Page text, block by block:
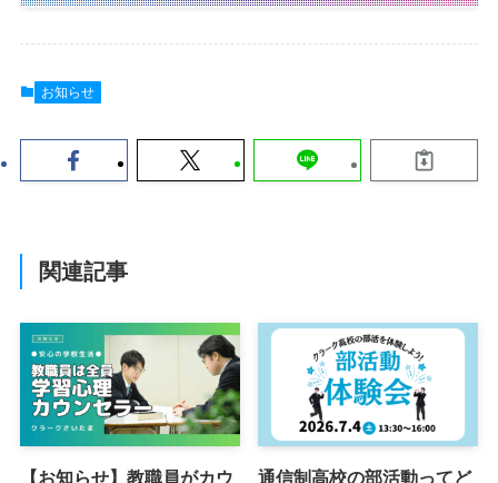
お知らせ
関連記事
【お知らせ】教職員がカウ
通信制高校の部活動ってど